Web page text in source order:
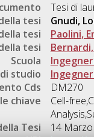
Tesi di
tesi
Gnudi,
tesi
Paolini,
tesi
Scuola
studio
Cds
DM270
chiave
Cell-
Tesi
14